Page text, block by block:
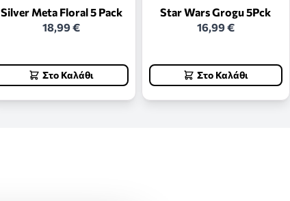
Silver Meta Floral 5 Pack
18,99 €
Στο Καλάθι
Star Wars Grogu 5Pck
16,99 €
Στο Καλάθι